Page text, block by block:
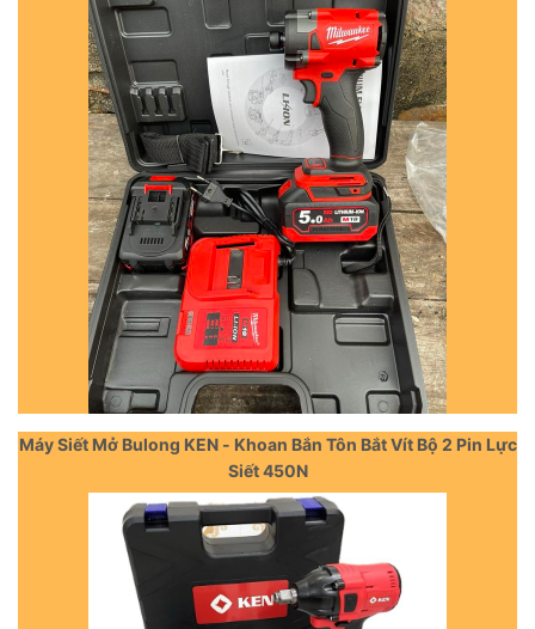
Máy Siết Mở Bulong KEN - Khoan Bắn Tôn Bắt Vít Bộ 2 Pin Lực
Siết 450N